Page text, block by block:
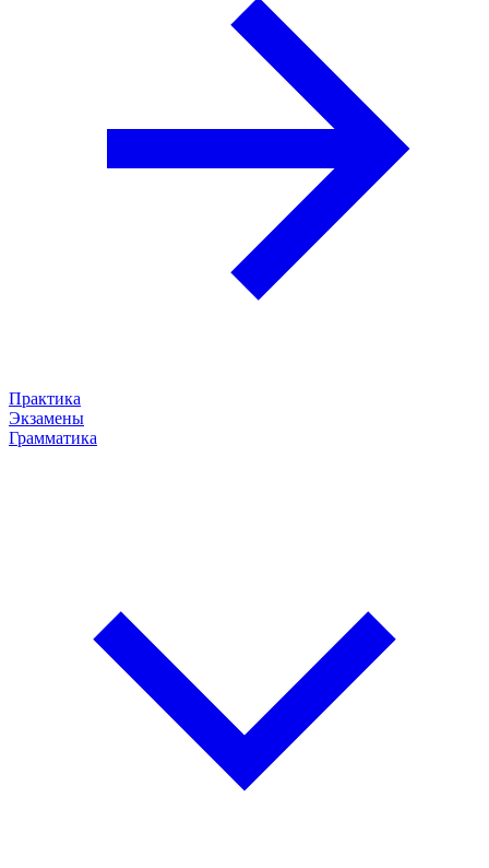
Практика
Экзамены
Грамматика